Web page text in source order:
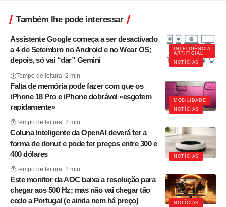
Também lhe pode interessar
INTELIGÊNCIA
ARTIFICIAL
NOTÍCIAS
Assistente Google começa a ser desactivado
a 4 de Setembro no Android e no Wear OS;
depois, só vai “dar” Gemini
Tempo de leitura: 2 min
MOBILIDADE
NOTÍCIAS
Falta de memória pode fazer com que os
iPhone 18 Pro e iPhone dobrável «esgotem
rapidamente»
Tempo de leitura: 2 min
NOTÍCIAS
Coluna inteligente da OpenAI deverá ter a
forma de donut e pode ter preços entre 300 e
400 dólares
Tempo de leitura: 2 min
NOTÍCIAS
Este monitor da AOC baixa a resolução para
chegar aos 500 Hz; mas não vai chegar tão
cedo a Portugal (e ainda nem há preço)